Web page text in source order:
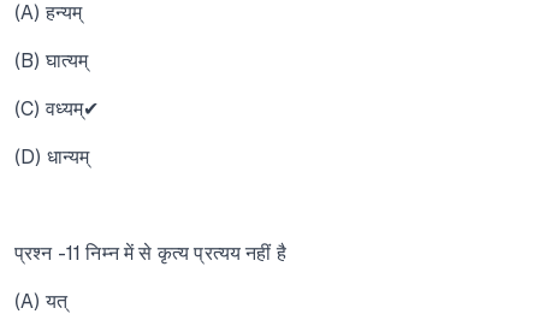
(A) हन्यम्
(B) घात्यम्
(C) वध्यम्✔
(D) धान्यम्
प्रश्न -11 निम्न में से कृत्य प्रत्यय नहीं है
(A) यत्